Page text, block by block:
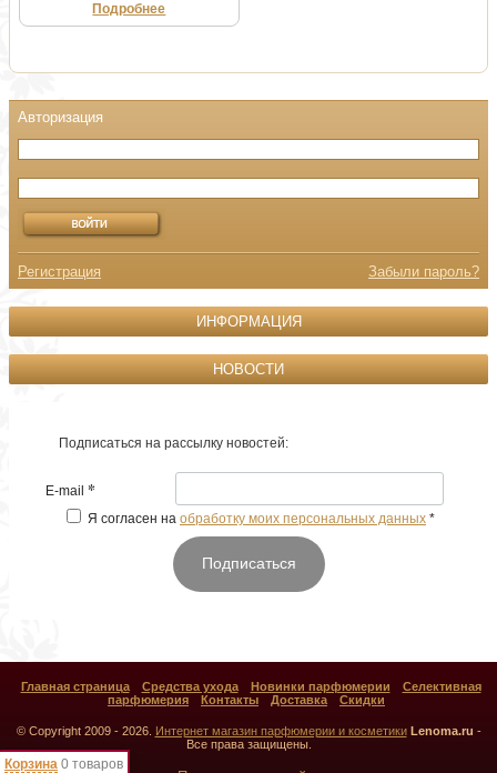
Подробнее
Корзина 0 товаров
Регистрация Забыли пароль?
ИНФОРМАЦИЯ
НОВОСТИ
Подписаться на рассылку новостей:
E-mail *
Я согласен на обработку моих персональных данных *
Подписаться
Главная страница Средства ухода Новинки парфюмерии
Селективная
парфюмерия
Контакты Доставка Скидки
© Copyright 2009 - 2026. Интернет магазин парфюмерии и косметики Lenoma.ru -
Все права защищены.